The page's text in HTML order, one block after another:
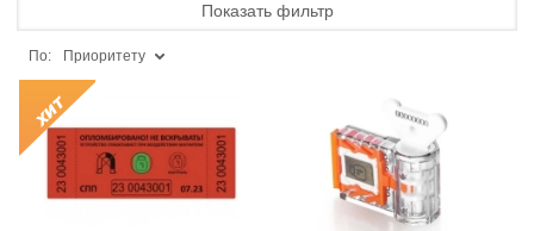
Показать фильтр
По: Приоритету